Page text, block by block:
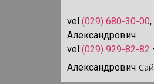
vel (029) 680-30-00
Александрович
vel (029) 929-82-82
Александрович